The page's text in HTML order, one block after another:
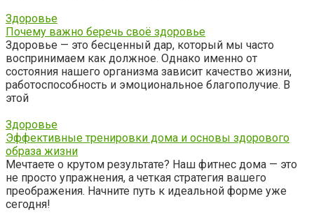
Здоровье
Почему важно беречь своё здоровье
Здоровье — это бесценный дар, который мы часто
воспринимаем как должное. Однако именно от
состояния нашего организма зависит качество жизни,
работоспособность и эмоциональное благополучие. В
этой
Здоровье
Эффективные тренировки дома и основы здорового
образа жизни
Мечтаете о крутом результате? Наш фитнес дома — это
не просто упражнения, а четкая стратегия вашего
преображения. Начните путь к идеальной форме уже
сегодня!